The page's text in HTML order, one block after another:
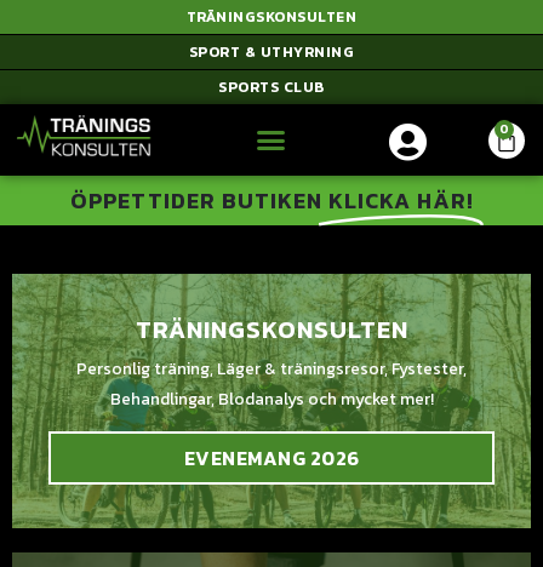
TRÄNINGSKONSULTEN
SPORT & UTHYRNING
SPORTS CLUB
ÖPPETTIDER BUTIKEN KLICKA HÄR!
TRÄNINGSKONSULTEN
Personlig träning, Läger & träningsresor, Fystester,
Behandlingar, Blodanalys och mycket mer!
EVENEMANG 2026